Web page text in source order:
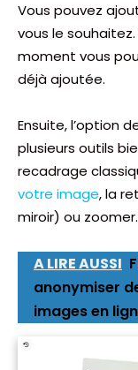
Vous pouvez
vous le
moment vous
déjà ajoutée.
Ensuite, l’option
plusieurs outils
recadrage
votre image, la
miroir) ou zoomer.
A LIRE AUSSI
anonymiser
images en